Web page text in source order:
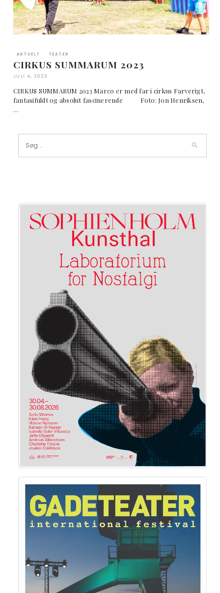
AKTUELT TEATER
CIRKUS SUMMARUM 2023
JULI 4, 2023
CIRKUS SUMMARUM 2023 Marco er med far i cirkus Farverigt,
fantasifuldt og absolut fascinerende Foto: Jon Henriksen,
…